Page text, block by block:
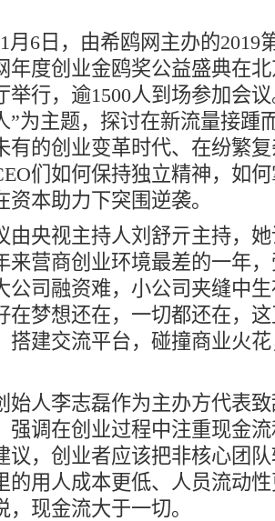
6日，由希鸥网主办的2019
年度创业金鸥奖公益盛典在
举行，逾1500人到场参加会
”为主题，探讨在新流量接踵
有的创业变革时代、在纷繁
们如何保持独立精神，如
资本助力下突围逆袭。
央视主持人刘舒亓主持，她
来营商创业环境最差的一年
公司融资难，小公司夹缝中
在梦想还在，一切都还在，
搭建交流平台，碰撞商业火
人李志磊作为主办方代表致
强调在创业过程中注重现金
议，创业者应该把非核心团
的用人成本更低、人员流动
现金流大于一切。